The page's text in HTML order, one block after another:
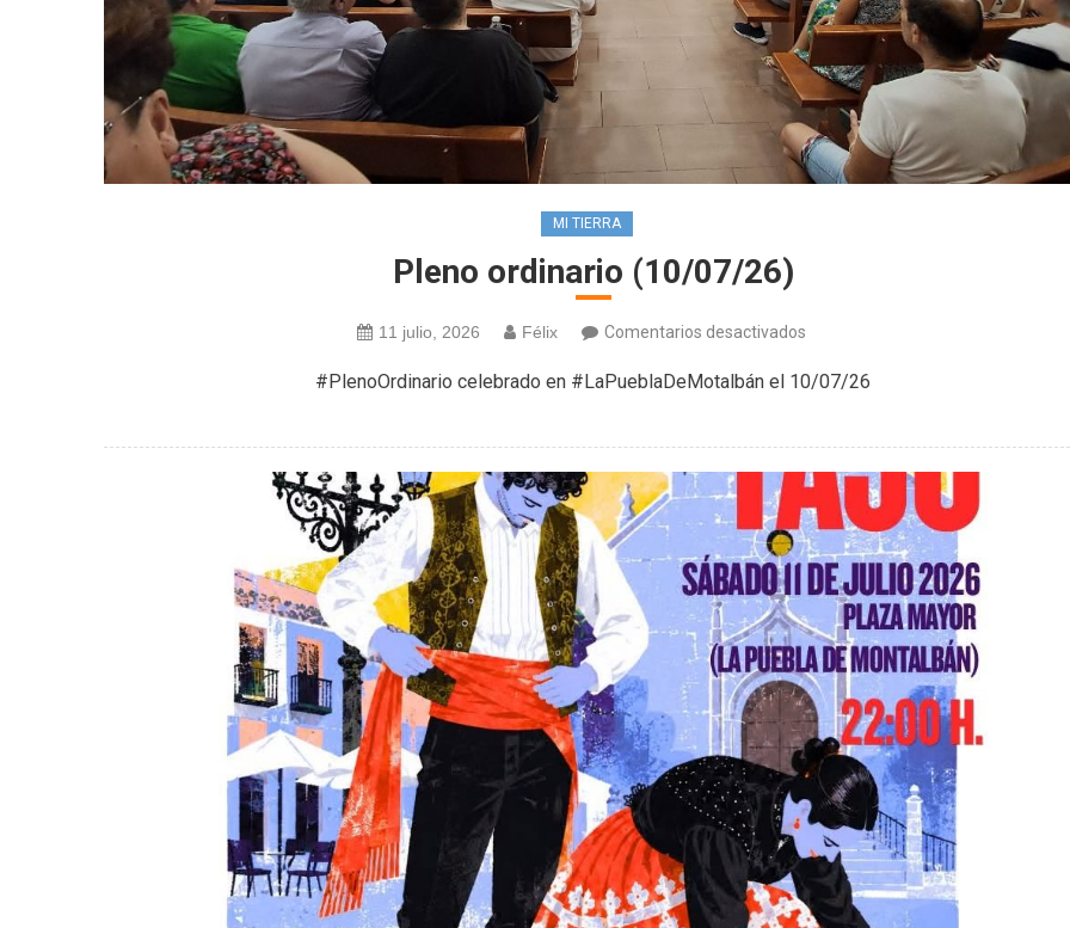
MI TIERRA
Pleno ordinario (10/07/26)
11 julio, 2026 Félix Comentarios desactivadosen
ordinario
#PlenoOrdinario celebrado en #LaPueblaDeMotalbán el 10/07/26